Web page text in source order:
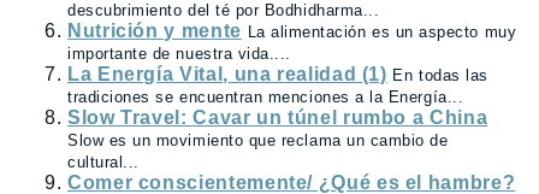
descubrimiento del té por Bodhidharma...
Nutrición y mente La alimentación es un aspecto muy
importante de nuestra vida....
La Energía Vital, una realidad (1) En todas las
tradiciones se encuentran menciones a la Energía...
Slow Travel: Cavar un túnel rumbo a China
Slow es un movimiento que reclama un cambio de
cultural...
Comer conscientemente/ ¿Qué es el hambre?